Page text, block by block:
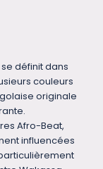
définit dans
couleurs
originale
Afro-Beat,
influencées